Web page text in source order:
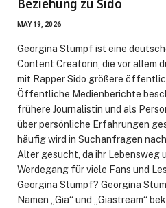
Beziehung zu Sido
MAY 19, 2026
Georgina Stumpf ist eine
Content Creatorin, die vor allem
mit Rapper Sido größere
Öffentliche Medienberichte
frühere Journalistin und als
über persönliche Erfahrungen
häufig wird in Suchanfragen
Alter gesucht, da ihr Lebensweg
Werdegang für viele Fans und
Georgina Stumpf? Georgina
Namen „Gia“ und „Giastream“